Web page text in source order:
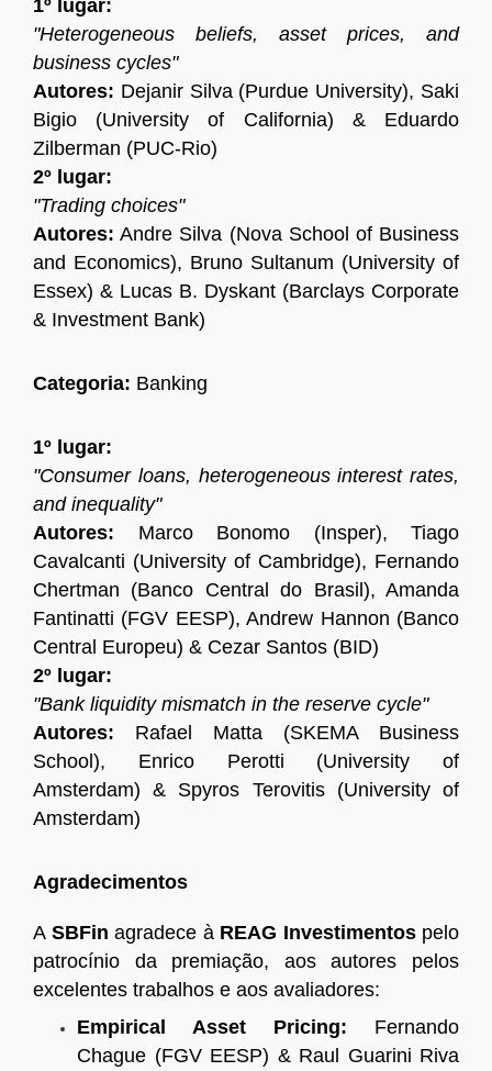
1º lugar:
"Heterogeneous beliefs, asset prices, and
business cycles"
Autores: Dejanir Silva (Purdue University), Saki
Bigio (University of California) & Eduardo
Zilberman (PUC-Rio)
2º lugar:
"Trading choices"
Autores: Andre Silva (Nova School of Business
and Economics), Bruno Sultanum (University of
Essex) & Lucas B. Dyskant (Barclays Corporate
& Investment Bank)
Categoria: Banking
1º lugar:
"Consumer loans, heterogeneous interest rates,
and inequality"
Autores: Marco Bonomo (Insper), Tiago
Cavalcanti (University of Cambridge), Fernando
Chertman (Banco Central do Brasil), Amanda
Fantinatti (FGV EESP), Andrew Hannon (Banco
Central Europeu) & Cezar Santos (BID)
2º lugar:
"Bank liquidity mismatch in the reserve cycle"
Autores: Rafael Matta (SKEMA Business
School), Enrico Perotti (University of
Amsterdam) & Spyros Terovitis (University of
Amsterdam)
Agradecimentos
A SBFin agradece à REAG Investimentospelo
patrocínio da premiação, aos autores pelos
excelentes trabalhos e aos avaliadores:
Empirical Asset Pricing: Fernando
Chague (FGV EESP) & Raul Guarini Riva